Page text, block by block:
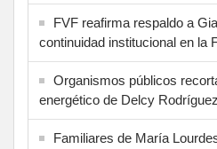
FVF reafirma respaldo a
continuidad institucional en la
Organismos públicos
energético de Delcy Rodríguez
Familiares de María